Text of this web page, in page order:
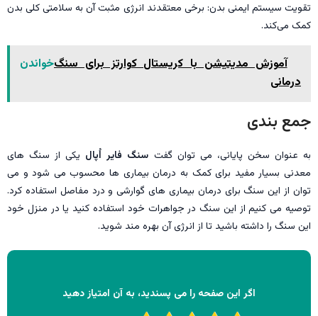
تقویت سیستم ایمنی بدن: برخی معتقدند انرژی مثبت آن به سلامتی کلی بدن
کمک می‌کند.
خواندنآموزش مدیتیشن با کریستال کوارتز برای سنگ
درمانی
جمع بندی
به عنوان سخن پایانی، می توان گفت سنگ فایر اُپال یکی از سنگ های
معدنی بسیار مفید برای کمک به درمان بیماری ها محسوب می شود و می
توان از این سنگ برای درمان بیماری های گوارشی و درد مفاصل استفاده کرد.
توصیه می کنیم از این سنگ در جواهرات خود استفاده کنید یا در منزل خود
این سنگ را داشته باشید تا از انرژی آن بهره مند شوید.
اگر این صفحه را می پسندید، به آن امتیاز دهید